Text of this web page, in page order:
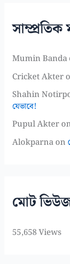
সাম্প্রতিক
Mumin Banda
Cricket Akter
Shahin
যেভাবে!
Pupul Akter
Alokparnaon
মোট
55,658 Views